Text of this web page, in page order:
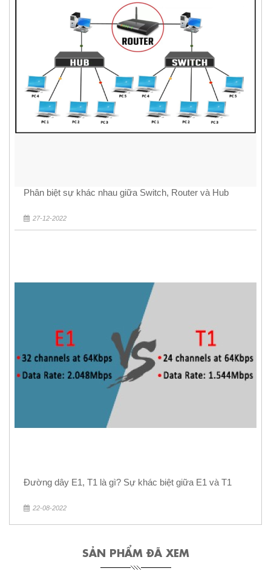
Phân biệt sự khác nhau giữa Switch, Router và Hub
27-12-2022
Đường dây E1, T1 là gì? Sự khác biệt giữa E1 và T1
22-08-2022
SẢN PHẨM ĐÃ XEM